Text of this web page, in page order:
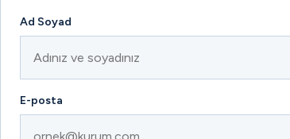
Ad Soyad
E-posta